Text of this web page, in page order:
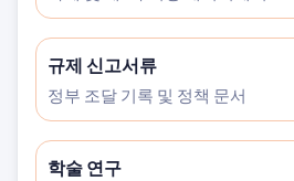
규제 신고서류
정부 조달 기록 및 정책 문서
학술 연구